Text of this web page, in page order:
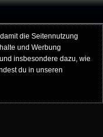
die Seitennutzung
und Werbung
insbesondere dazu, wie
du in unseren